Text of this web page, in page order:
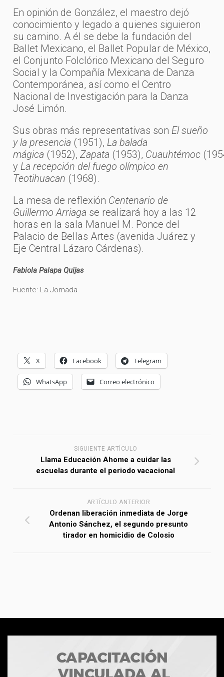
En opinión de González, el maestro dejó
conocimiento y legado a quienes siguieron
su camino. A él se debe la fundación del
Ballet Mexicano, el Ballet Popular de México,
el Conjunto Folclórico Mexicano del Seguro
Social y la Compañía Mexicana de Danza
Contemporánea, así como el Centro
Nacional de Investigación para la Danza
José Limón.
Sus obras más representativas sonEl sueño
y la presencia (1951),La balada
mágica (1952),Zapata (1953), Cuauhtémoc
yLa recepción del fuego olímpico en
Teotihuacan (1968).
La mesa de reflexión Centenario de
Guillermo Arriaga se realizará hoy a las 12
horas en la sala Manuel M. Ponce del
Palacio de Bellas Artes (avenida Juárez y
Eje Central Lázaro Cárdenas).
Fabiola Palapa Quijas
Fuente: La Jornada
X Facebook Telegram
WhatsApp Correo electrónico
SIGUIENTE ARTÍCULO
Llama Educación Ahome a cuidar las
escuelas durante el periodo vacacional
ARTÍCULO ANTERIOR
Ordenan liberación inmediata de Jorge
Antonio Sánchez, el segundo presunto
tirador en homicidio de Colosio